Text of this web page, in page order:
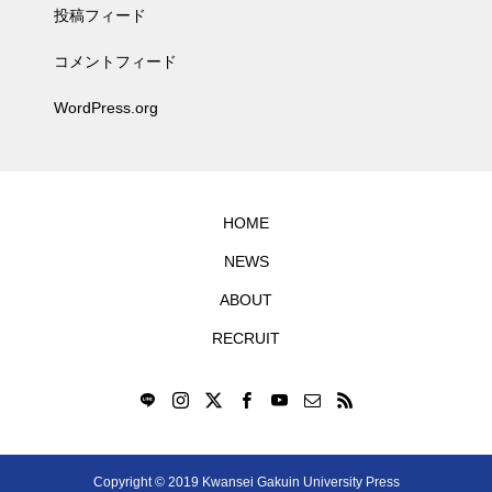
投稿フィード
コメントフィード
WordPress.org
HOME
NEWS
ABOUT
RECRUIT
Copyright © 2019 Kwansei Gakuin University Press